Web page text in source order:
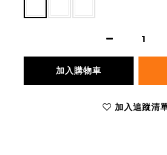
加入購物車
加入追蹤清